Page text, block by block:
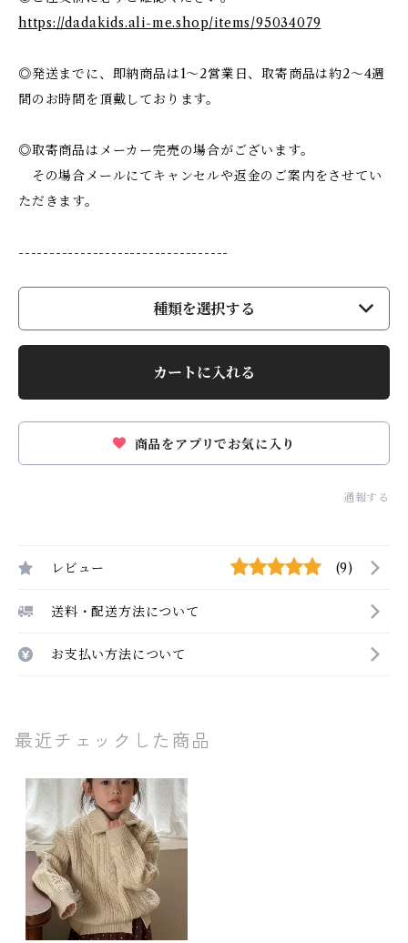
https://dadakids.ali-me.shop/items/95034079
◎発送までに、即納商品は1〜2営業日、取寄商品は約2〜4週
間のお時間を頂戴しております。
◎取寄商品はメーカー完売の場合がございます。
その場合メールにてキャンセルや返金のご案内をさせてい
ただきます。
----------------------------------
種類を選択する
カートに入れる
商品をアプリでお気に入り
通報する
レビュー (9)
送料・配送方法について
お支払い方法について
最近チェックした商品